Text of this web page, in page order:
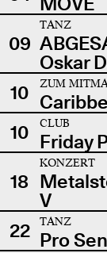
09
TANZ
Oskar
10
ZUM
10
CLUB
Friday
18
KONZERT
V
22
TANZ
Pro